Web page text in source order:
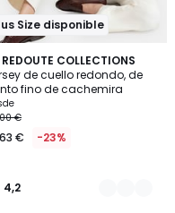
Size disponible
REDOUTE COLLECTIONS
de cuello redondo, de
fino de cachemira
€
€ -23%
4,2